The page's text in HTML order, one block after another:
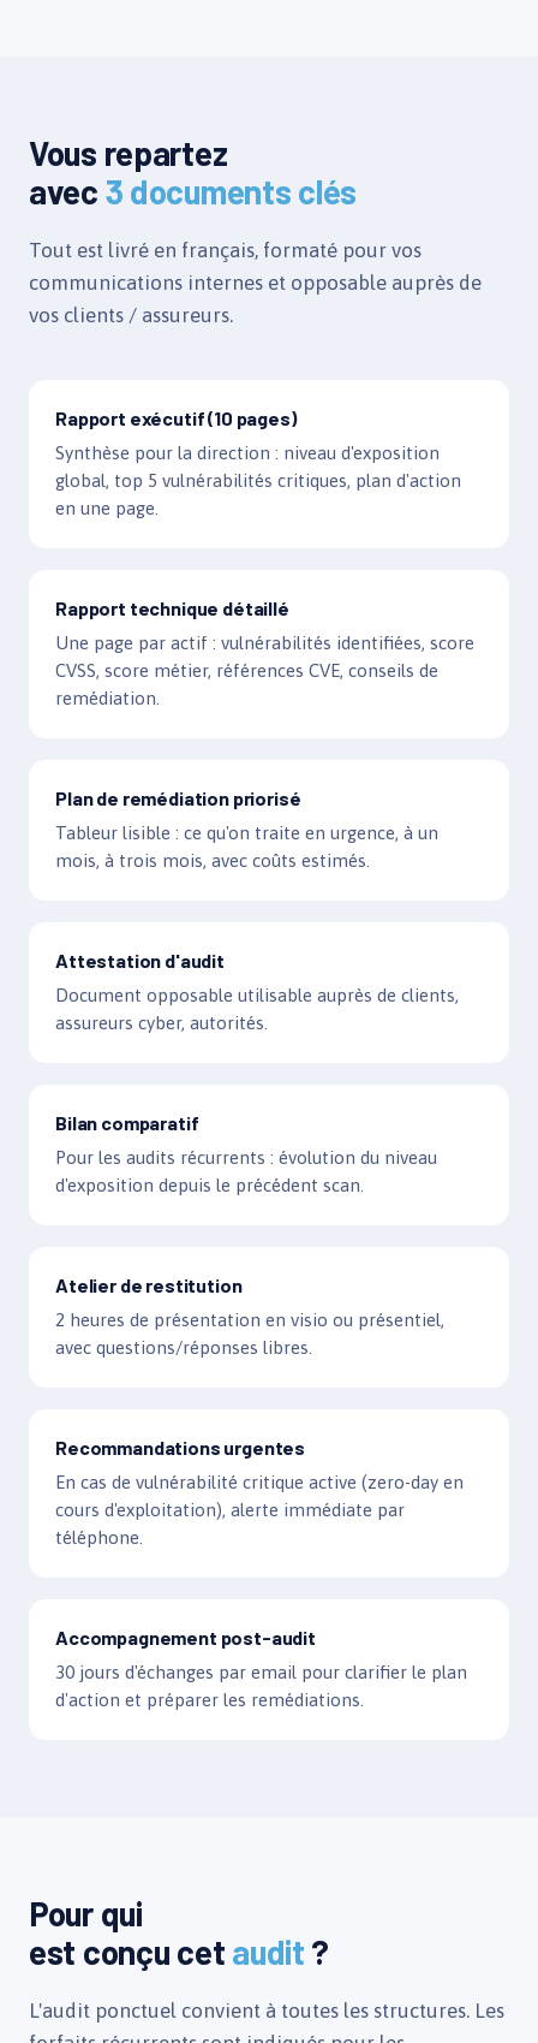
Vous repartez
avec 3 documents clés
Tout est livré en français, formaté pour vos
communications internes et opposable auprès de
vos clients / assureurs.
Rapport exécutif (10 pages)
Synthèse pour la direction : niveau d'exposition
global, top 5 vulnérabilités critiques, plan d'action
en une page.
Rapport technique détaillé
Une page par actif : vulnérabilités identifiées, score
CVSS, score métier, références CVE, conseils de
remédiation.
Plan de remédiation priorisé
Tableur lisible : ce qu'on traite en urgence, à un
mois, à trois mois, avec coûts estimés.
Attestation d'audit
Document opposable utilisable auprès de clients,
assureurs cyber, autorités.
Bilan comparatif
Pour les audits récurrents : évolution du niveau
d'exposition depuis le précédent scan.
Atelier de restitution
2 heures de présentation en visio ou présentiel,
avec questions/réponses libres.
Recommandations urgentes
En cas de vulnérabilité critique active (zero-day en
cours d'exploitation), alerte immédiate par
téléphone.
Accompagnement post-audit
30 jours d'échanges par email pour clarifier le plan
d'action et préparer les remédiations.
Pour qui
est conçu cet audit ?
L'audit ponctuel convient à toutes les structures. Les